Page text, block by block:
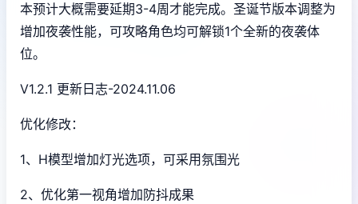
本预计大概需要延期3-4周才能完成。圣诞节版本调整为
增加夜袭性能，可攻略角色均可解锁1个全新的夜袭体
位。
V1.2.1 更新日志-2024.11.06
优化修改：
1、H模型增加灯光选项，可采用氛围光
2、优化第一视角增加防抖成果